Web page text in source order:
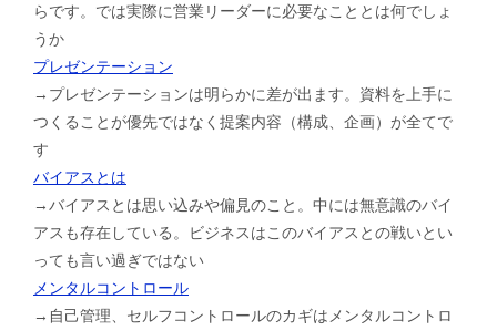
らです。では実際に営業リーダーに必要なこととは何でしょ
うか
プレゼンテーション
→プレゼンテーションは明らかに差が出ます。資料を上手に
つくることが優先ではなく提案内容（構成、企画）が全てで
す
バイアスとは
→バイアスとは思い込みや偏見のこと。中には無意識のバイ
アスも存在している。ビジネスはこのバイアスとの戦いとい
っても言い過ぎではない
メンタルコントロール
→自己管理、セルフコントロールのカギはメンタルコントロ